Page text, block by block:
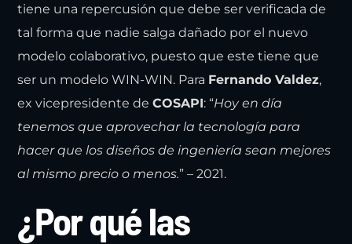
tiene una repercusión que debe ser verificada de
tal forma que nadie salga dañado por el nuevo
modelo colaborativo, puesto que este tiene que
ser un modelo WIN-WIN. Para Fernando Valdez,
ex vicepresidente deCOSAPI: “Hoy en día
tenemos que aprovechar la tecnología para
hacer que los diseños de ingeniería sean mejores
al mismo precio o menos.” – 2021.
¿Por qué las